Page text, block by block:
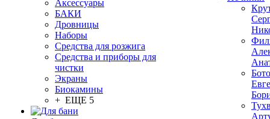
Аксессуары
БАКИ
Дровницы
Наборы
Средства для розжига
Средства и приборы для
чистки
Экраны
Биокамины
+ ЕЩЕ 5